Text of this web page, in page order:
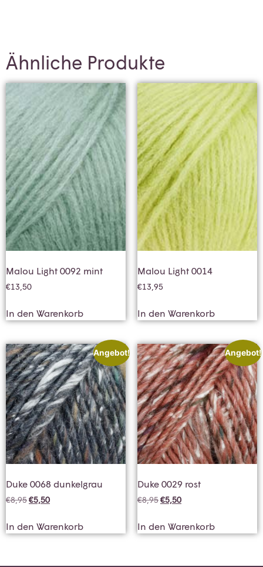
Ähnliche Produkte
Malou Light 0092 mint
€13,50
In den Warenkorb
Malou Light 0014
€13,95
In den Warenkorb
Angebot!
Duke 0068 dunkelgrau
€8,95€5,50
In den Warenkorb
Angebot!
Duke 0029 rost
€8,95€5,50
In den Warenkorb